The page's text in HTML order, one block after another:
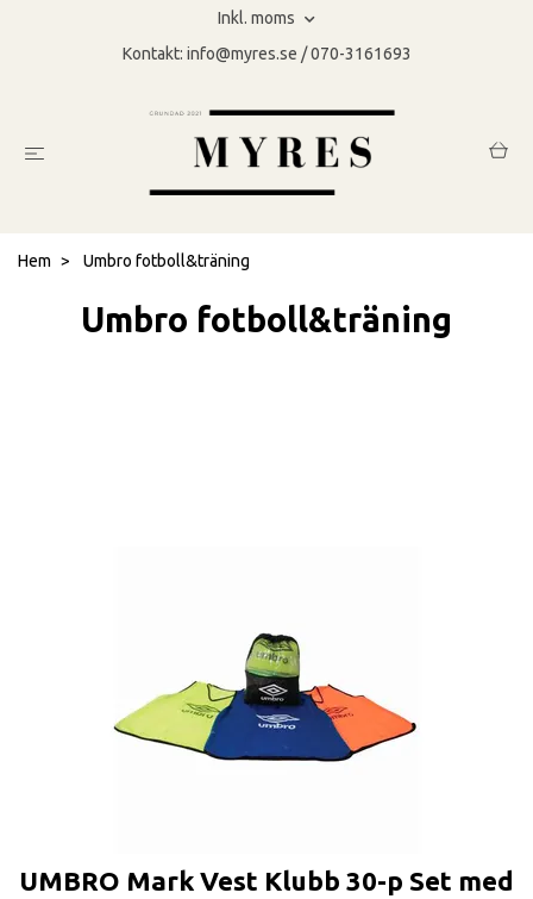
Inkl. moms
Kontakt: info@myres.se / 070-3161693
Hem Umbro fotboll&träning
Umbro fotboll&träning
UMBRO Mark Vest Klubb 30-p Set med